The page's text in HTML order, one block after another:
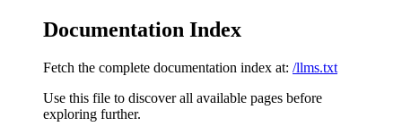
Documentation Index
Fetch the complete documentation index at: /llms.txt
Use this file to discover all available pages before
exploring further.